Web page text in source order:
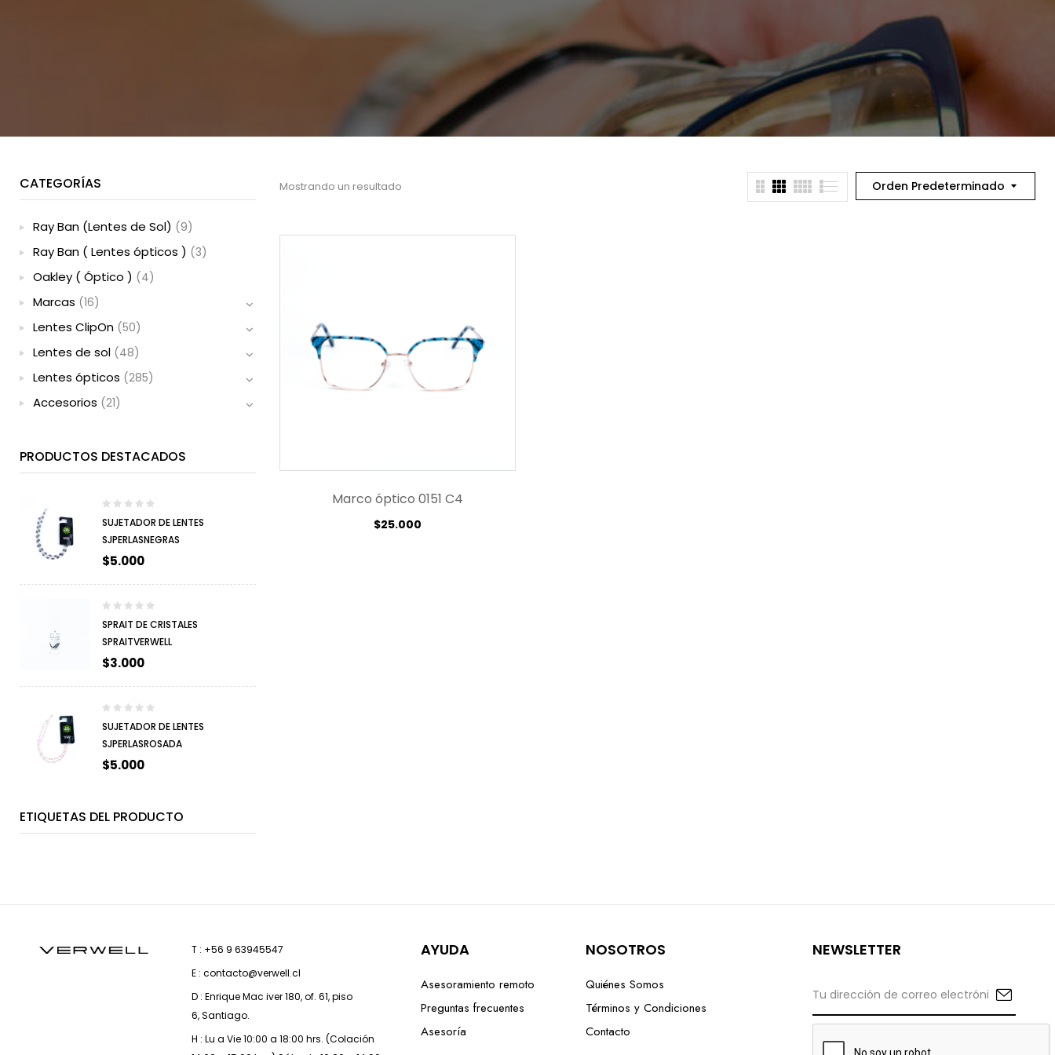
CATEGORÍAS
Ray Ban (Lentes de Sol) (9)
Ray Ban ( Lentes ópticos ) (3)
Oakley ( Óptico ) (4)
Marcas (16)
Lentes ClipOn (50)
Lentes de sol (48)
Lentes ópticos (285)
Accesorios (21)
PRODUCTOS DESTACADOS
SUJETADOR DE LENTES
SJPERLASNEGRAS
$5.000
SPRAIT DE CRISTALES
SPRAITVERWELL
$3.000
SUJETADOR DE LENTES
SJPERLASROSADA
$5.000
ETIQUETAS DEL PRODUCTO
Orden Predeterminado
Mostrando un resultado
Marco óptico 0151 C4
$25.000
T : +56 9 63945547
E : contacto@verwell.cl
D : Enrique Mac iver 180, of. 61, piso
6, Santiago.
H : Lu a Vie 10:00 a 18:00 hrs. (Colación
AYUDA
Asesoramiento remoto
Preguntas frecuentes
Asesoría
NOSOTROS
Quiénes Somos
Términos y Condiciones
Contacto
NEWSLETTER